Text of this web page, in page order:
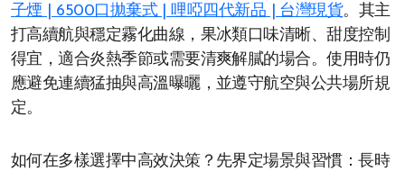
子煙 | 6500口拋棄式 | 哩啞四代新品 | 台灣現貨。其主
打高續航與穩定霧化曲線，果冰類口味清晰、甜度控制
得宜，適合炎熱季節或需要清爽解膩的場合。使用時仍
應避免連續猛抽與高溫曝曬，並遵守航空與公共場所規
定。
如何在多樣選擇中高效決策？先界定場景與習慣：長時